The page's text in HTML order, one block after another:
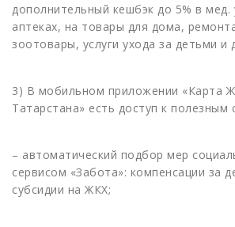
дополнительный кешбэк до 5% в мед.
аптеках, на товары для дома,
зоотовары, услуги ухода за детьми и
3) В мобильном приложении «Карта
Татарстана» есть доступ к полезным
– автоматический подбор мер
сервисом «Забота»: компенсации за
субсидии на ЖКХ;